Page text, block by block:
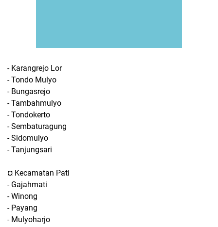
- Karangrejo Lor
- Tondo Mulyo
- Bungasrejo
- Tambahmulyo
- Tondokerto
- Sembaturagung
- Sidomulyo
- Tanjungsari
¤ Kecamatan Pati
- Gajahmati
- Winong
- Payang
- Mulyoharjo